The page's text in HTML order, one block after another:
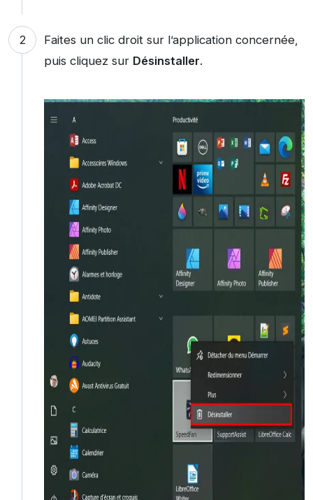
Faites un clic droit sur l’application concernée,
puis cliquez sur Désinstaller.